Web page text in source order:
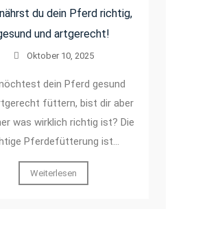
du dein Pferd richtig,
und artgerecht!
Oktober 10, 2025
dein Pferd gesund
füttern, bist dir aber
was wirklich richtig ist? Die
Pferdefütterung ist…
Weiterlesen